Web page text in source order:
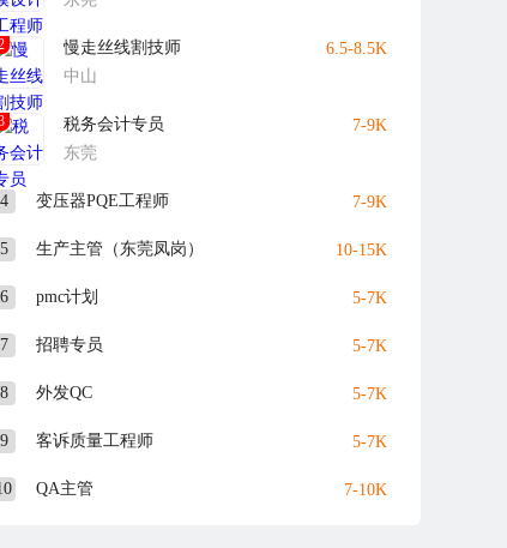
慢走丝线割技师
中山
6.5-8.5K
税务会计专员
东莞
7-9K
4 变压器PQE工程师 7-9K
5 生产主管（东莞凤岗） 10-15K
6 pmc计划 5-7K
7 招聘专员 5-7K
8 外发QC 5-7K
9 客诉质量工程师 5-7K
QA主管 7-10K